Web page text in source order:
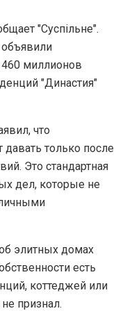
"Суспільне".
объявили
460 миллионов
"Династия"
что
только после
Это стандартная
дел, которые не
элитных домах
есть
коттеджей или
признал.